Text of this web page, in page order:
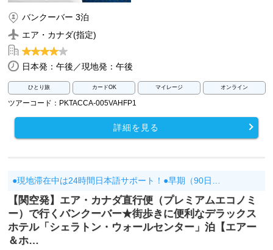
バンクーバー 3泊
エア・カナダ(指定)
日本発：午後／現地発：午後
ひとり旅 カードOK マイレージ オンライン
ツアーコード：PKTACCA-005VAHFP1
詳細を見る
●現地滞在中は24時間日本語サポート！●早期（90日…
【関空発】エア・カナダ直行便（プレミアムエコノミ
ー）で行くバンクーバー★街歩きに便利なデラックス
ホテル「シェラトン・ウォールセンター」泊【エアー
＆ホ…